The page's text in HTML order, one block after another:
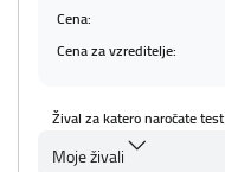
Cena:
Cena za vzreditelje:
Žival za katero naročate test
Moje živali